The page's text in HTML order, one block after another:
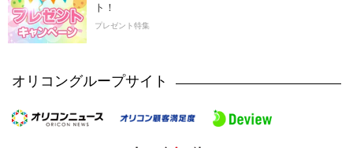
ト！
プレゼント特集
オリコングループサイト